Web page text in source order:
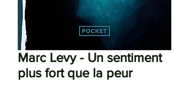
Marc Levy - Un sentiment
plus fort que la peur